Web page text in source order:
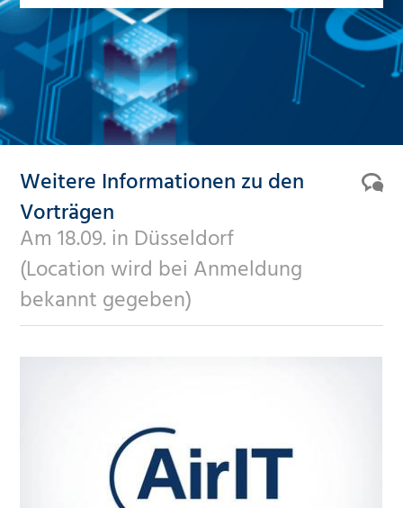
Weitere Informationen zu den
Vorträgen
Am 18.09. in Düsseldorf
(Location wird bei Anmeldung
bekannt gegeben)